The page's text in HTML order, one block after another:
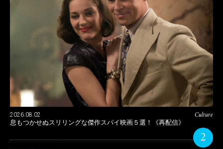
Culture
2026.08.02
息もつかせぬスリリングな傑作スパイ映画５選！《再配信》
2